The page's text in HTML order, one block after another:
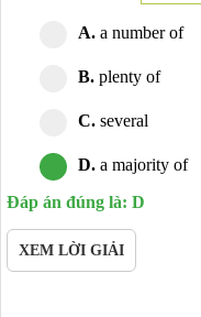
A. a number of
B. plenty of
C. several
D. a majority of
Đáp án đúng là: D
XEM LỜI GIẢI